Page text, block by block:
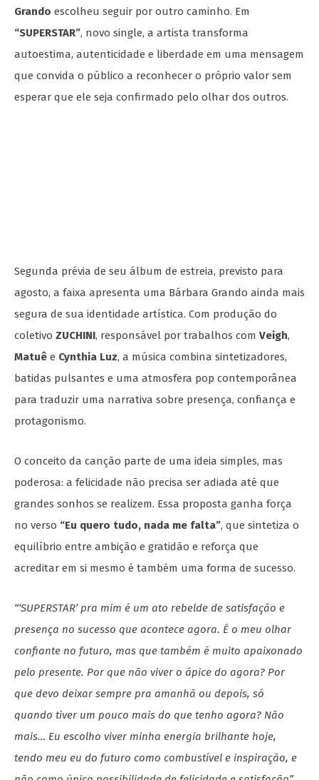
Grando escolheu seguir por outro caminho. Em
“SUPERSTAR”, novo single, a artista transforma
autoestima, autenticidade e liberdade em uma mensagem
que convida o público a reconhecer o próprio valor sem
esperar que ele seja confirmado pelo olhar dos outros.
Segunda prévia de seu álbum de estreia, previsto para
agosto, a faixa apresenta uma Bárbara Grando ainda mais
segura de sua identidade artística. Com produção do
coletivo ZUCHINI, responsável por trabalhos com Veigh,
Matuê e Cynthia Luz, a música combina sintetizadores,
batidas pulsantes e uma atmosfera pop contemporânea
para traduzir uma narrativa sobre presença, confiança e
protagonismo.
O conceito da canção parte de uma ideia simples, mas
poderosa: a felicidade não precisa ser adiada até que
grandes sonhos se realizem. Essa proposta ganha força
no verso “Eu quero tudo, nada me falta”, que sintetiza o
equilíbrio entre ambição e gratidão e reforça que
acreditar em si mesmo é também uma forma de sucesso.
“‘SUPERSTAR’ pra mim é um ato rebelde de satisfação e
presença no sucesso que acontece agora. É o meu olhar
confiante no futuro, mas que também é muito apaixonado
pelo presente. Por que não viver o ápice do agora? Por
que devo deixar sempre pra amanhã ou depois, só
quando tiver um pouco mais do que tenho agora? Não
mais… Eu escolho viver minha energia brilhante hoje,
tendo meu eu do futuro como combustível e inspiração, e